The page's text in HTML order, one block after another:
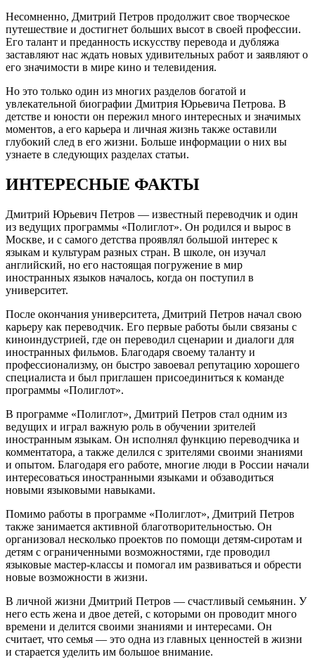
Несомненно, Дмитрий Петров продолжит свое творческое
путешествие и достигнет больших высот в своей профессии.
Его талант и преданность искусству перевода и дубляжа
заставляют нас ждать новых удивительных работ и заявляют о
его значимости в мире кино и телевидения.
Но это только один из многих разделов богатой и
увлекательной биографии Дмитрия Юрьевича Петрова. В
детстве и юности он пережил много интересных и значимых
моментов, а его карьера и личная жизнь также оставили
глубокий след в его жизни. Больше информации о них вы
узнаете в следующих разделах статьи.
ИНТЕРЕСНЫЕ ФАКТЫ
Дмитрий Юрьевич Петров — известный переводчик и один
из ведущих программы «Полиглот». Он родился и вырос в
Москве, и с самого детства проявлял большой интерес к
языкам и культурам разных стран. В школе, он изучал
английский, но его настоящая погружение в мир
иностранных языков началось, когда он поступил в
университет.
После окончания университета, Дмитрий Петров начал свою
карьеру как переводчик. Его первые работы были связаны с
киноиндустрией, где он переводил сценарии и диалоги для
иностранных фильмов. Благодаря своему таланту и
профессионализму, он быстро завоевал репутацию хорошего
специалиста и был приглашен присоединиться к команде
программы «Полиглот».
В программе «Полиглот», Дмитрий Петров стал одним из
ведущих и играл важную роль в обучении зрителей
иностранным языкам. Он исполнял функцию переводчика и
комментатора, а также делился с зрителями своими знаниями
и опытом. Благодаря его работе, многие люди в России начали
интересоваться иностранными языками и обзаводиться
новыми языковыми навыками.
Помимо работы в программе «Полиглот», Дмитрий Петров
также занимается активной благотворительностью. Он
организовал несколько проектов по помощи детям-сиротам и
детям с ограниченными возможностями, где проводил
языковые мастер-классы и помогал им развиваться и обрести
новые возможности в жизни.
В личной жизни Дмитрий Петров — счастливый семьянин. У
него есть жена и двое детей, с которыми он проводит много
времени и делится своими знаниями и интересами. Он
считает, что семья — это одна из главных ценностей в жизни
и старается уделить им большое внимание.